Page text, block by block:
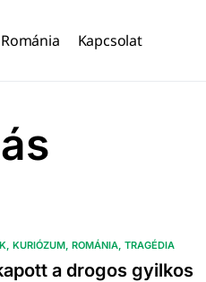
Románia Kapcsolat
KURIÓZUM ROMÁNIA TRAGÉDIA
a drogos gyilkos